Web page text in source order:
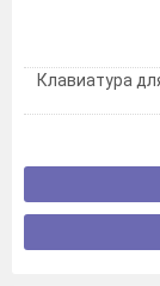
Клавиатура